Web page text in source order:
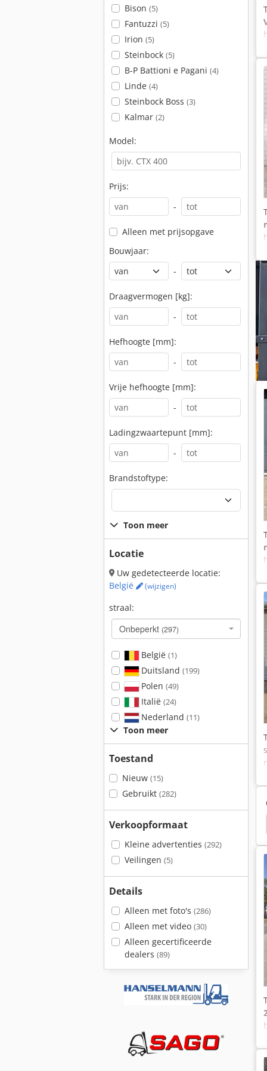
Bison (5)
Fantuzzi (5)
Irion (5)
Steinbock (5)
B-P Battioni e Pagani (4)
Linde (4)
Steinbock Boss (3)
Kalmar (2)
Model:
Prijs:
-
Alleen met prijsopgave
Bouwjaar:
-
Draagvermogen [kg]:
-
Hefhoogte [mm]:
-
Vrije hefhoogte [mm]:
-
Ladingzwaartepunt [mm]:
-
Brandstoftype:
Toon meer
Locatie
Uw gedetecteerde locatie:
België
(wijzigen)
straal:
Onbeperkt (297)
België (1)
Duitsland (199)
Polen (49)
Italië (24)
Nederland (11)
Toon meer
Toestand
Nieuw (15)
Gebruikt (282)
Verkoopformaat
Kleine advertenties (292)
Veilingen (5)
Details
Alleen met foto's (286)
Alleen met video (30)
Alleen gecertificeerde
dealers (89)
Isal Pb115 B Linde E10 Duplex